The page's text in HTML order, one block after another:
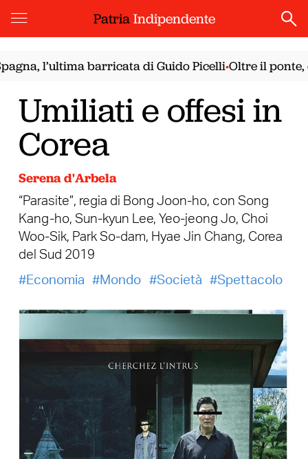
PatriaIndipendente
l’ultima barricata di Guido Picelli•Oltre il ponte,
Umiliati e offesi in
Corea
Serena d'Arbela
“Parasite”, regia di Bong Joon-ho, con Song
Kang-ho, Sun-kyun Lee, Yeo-jeong Jo, Choi
Woo-Sik, Park So-dam, Hyae Jin Chang, Corea
del Sud 2019
Economia
Mondo Società Spettacolo